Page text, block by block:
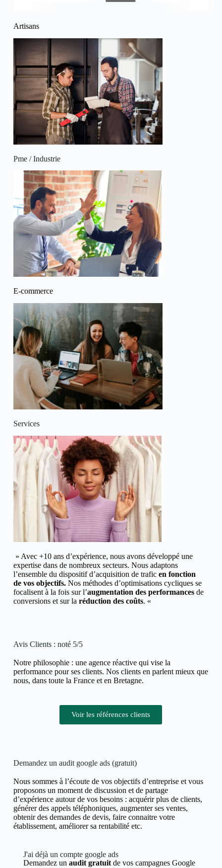
Artisans
Pme / Industrie
E-commerce
Services
» Avec +10 ans d’expérience, nous avons développé une
expertise dans de nombreux secteurs. Nous adaptons
l’ensemble du dispositif d’acquisition de trafic en fonction
de vos objectifs.Nos méthodes d’optimisations cycliques se
focalisent à la fois sur l’augmentation des performancesde
conversions et sur la réduction des coûts. «
Avis Clients : noté 5/5
Notre philosophie : une agence réactive qui vise la
performance pour ses clients. Nos clients en parlent mieux que
nous, dans toute la France et en Bretagne.
Voir les références clients
Demandez un audit google ads (gratuit)
Nous sommes à l’écoute de vos objectifs d’entreprise et vous
proposons un moment de discussion et de partage
d’expérience autour de vos besoins : acquérir plus de clients,
générer des appels téléphoniques, augmenter ses ventes,
obtenir des demandes de devis, faire connaitre votre
établissement, améliorer sa rentabilité etc.
J'ai déjà un compte google ads
Demandez un audit gratuitde vos campagnes Google